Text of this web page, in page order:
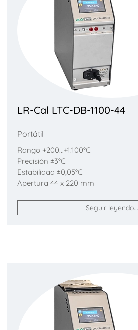
LR-Cal LTC-DB-1100-44
Portátil
Rango +200...+1.100°C
Precisión ±3°C
Estabilidad ±0,05°C
Apertura 44 x 220 mm
Seguir leyendo...